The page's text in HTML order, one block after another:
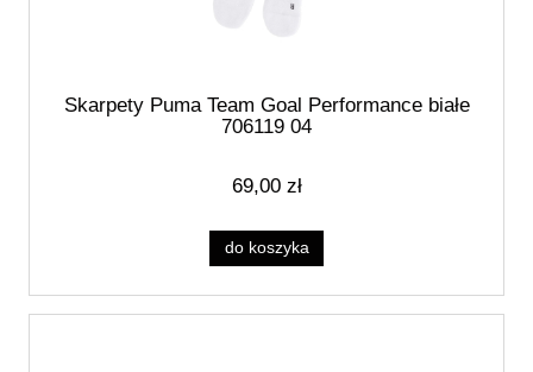
Skarpety Puma Team Goal Performance białe
706119 04
69,00 zł
do koszyka